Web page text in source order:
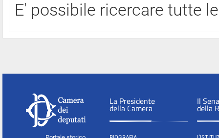
E' possibile ricercare tutte
La Presidente
della Camera
Il
della